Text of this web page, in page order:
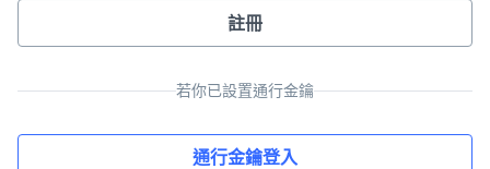
註冊
若你已設置通行金鑰
通行金鑰登入